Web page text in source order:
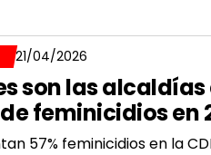
21/04/2026
son las
feminicidios en
57% feminicidios en la